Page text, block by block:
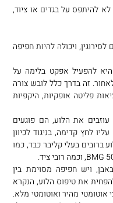
להיתפס על בגדים או ציוד,
ויכולה להיות חפיפה
להפעיל אפקט בלימה על
זה בדרך כלל לובש צורה
פליטה אופקיות, היקפיות
את הלוע, הם פוגעים
לחץ קדימה, בניגוד לכיוון
ברובים בעלי קליבר כבד, כמו
ויש חפיפה מסוימת בין
את טיפוס הלוע, הנקרא
אוטומטי מהיר ואוטומטי מלא.